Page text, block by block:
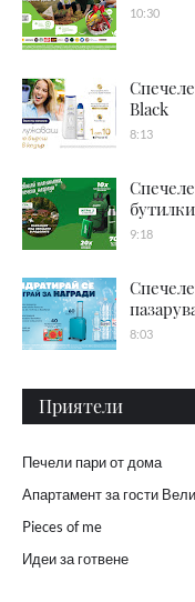
10:30
Black
8:13
9:18
8:03
Приятели
Печели пари от дома
Апартамент за гости
Pieces of me
Идеи за готвене